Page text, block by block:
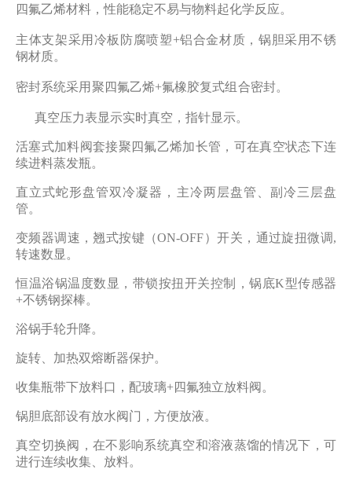
四氟乙烯材料，性能稳定不易与物料起化学反应。
主体支架采用冷板防腐喷塑+铝合金材质，锅胆采用不锈
钢材质。
密封系统采用聚四氟乙烯+氟橡胶复式组合密封。
真空压力表显示实时真空，指针显示。
活塞式加料阀套接聚四氟乙烯加长管，可在真空状态下连
续进料蒸发瓶。
直立式蛇形盘管双冷凝器，主冷两层盘管、副冷三层盘
管。
变频器调速，翘式按键（ON-OFF）开关，通过旋扭微调,
转速数显。
恒温浴锅温度数显，带锁按扭开关控制，锅底K型传感器
+不锈钢探棒。
浴锅手轮升降。
旋转、加热双熔断器保护。
收集瓶带下放料口，配玻璃+四氟独立放料阀。
锅胆底部设有放水阀门，方便放液。
真空切换阀，在不影响系统真空和溶液蒸馏的情况下，可
进行连续收集、放料。